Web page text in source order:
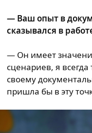
— Ваш опыт в
сказывался в
— Он имеет
сценариев, я
своему
пришла бы в эту